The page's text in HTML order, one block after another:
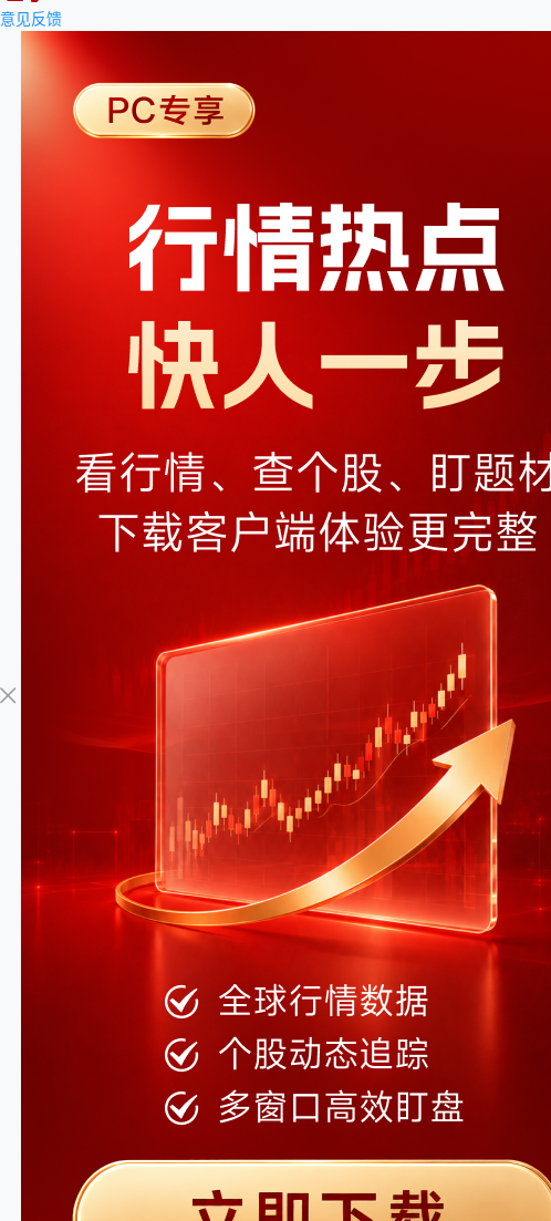
意见反馈